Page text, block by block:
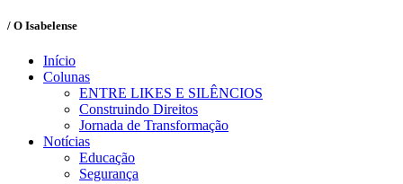
/ O Isabelense
Início
Colunas
ENTRE LIKES E SILÊNCIOS
Construindo Direitos
Jornada de Transformação
Notícias
Educação
Segurança